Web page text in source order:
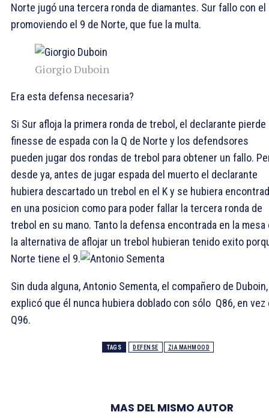
Norte jugó una tercera ronda de diamantes. Sur fallo con el
promoviendo el 9 de Norte, que fue la multa.
Giorgio Duboin
Era esta defensa necesaria?
Si Sur afloja la primera ronda de trebol, el declarante pierde
finesse de espada con la Q de Norte y los defendsores
pueden jugar dos rondas de trebol para obtener un fallo.
desde ya, antes de jugar espada del muerto el declarante
hubiera descartado un trebol en el K y se hubiera
en una posicion como para poder fallar la tercera ronda de
trebol en su mano. Tanto la defensa encontrada en la mesa
la alternativa de aflojar un trebol hubieran tenido exito
Norte tiene el 9.
Sin duda alguna, Antonio Sementa, el compañero de Duboin,
explicó que él nunca hubiera doblado con sólo Q86, en
Q96.
TAGS DEFENSE ZIA MAHMOOD
MAS DEL MISMO AUTOR